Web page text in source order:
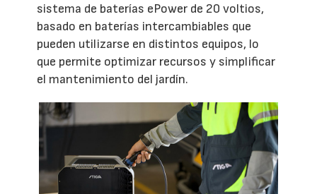
sistema de baterías ePower de 20 voltios,
basado en baterías intercambiables que
pueden utilizarse en distintos equipos, lo
que permite optimizar recursos y simplificar
el mantenimiento del jardín.